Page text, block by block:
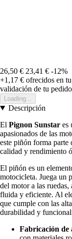
26,50 € 23,41 € -12%
+1,17 € ofrecidos en
validación de tu pedido
Loading...
Descripción
El Pignon Sunstar es
apasionados de las
este piñón forma parte
calidad y rendimiento
El piñón es un
motocicleta. Juega un
del motor a las
fluida y eficiente. Al
que cumple con las
durabilidad y
Fabricación de